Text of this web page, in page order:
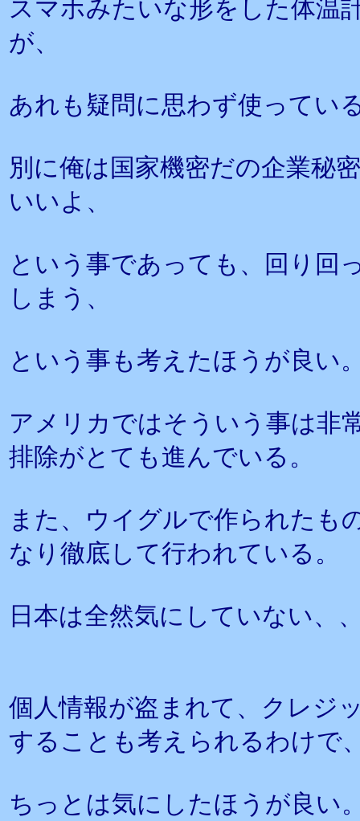
スマホみたいな形をした体温
が、
あれも疑問に思わず使ってい
別に俺は国家機密だの企業秘
いいよ、
という事であっても、回り回
しまう、
という事も考えたほうが良い
アメリカではそういう事は非
排除がとても進んでいる。
また、ウイグルで作られたも
なり徹底して行われている。
日本は全然気にしていない、
個人情報が盗まれて、クレジ
することも考えられるわけで
ちっとは気にしたほうが良い